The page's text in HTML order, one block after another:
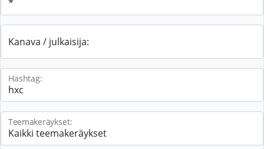
Kanava / julkaisija:
Hashtag:
Teemakeräykset: